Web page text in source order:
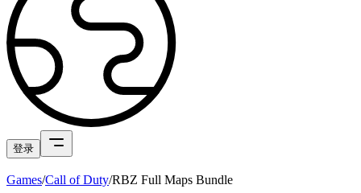
登录
Games/Call of Duty/RBZ Full Maps Bundle